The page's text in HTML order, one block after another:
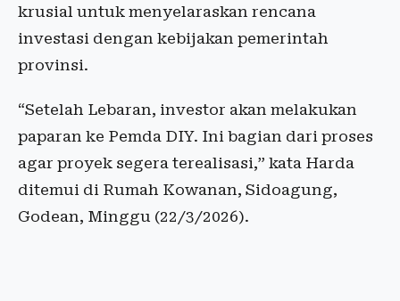
krusial untuk menyelaraskan rencana
investasi dengan kebijakan pemerintah
provinsi.
“Setelah Lebaran, investor akan melakukan
paparan ke Pemda DIY. Ini bagian dari proses
agar proyek segera terealisasi,” kata Harda
ditemui di Rumah Kowanan, Sidoagung,
Godean, Minggu (22/3/2026).